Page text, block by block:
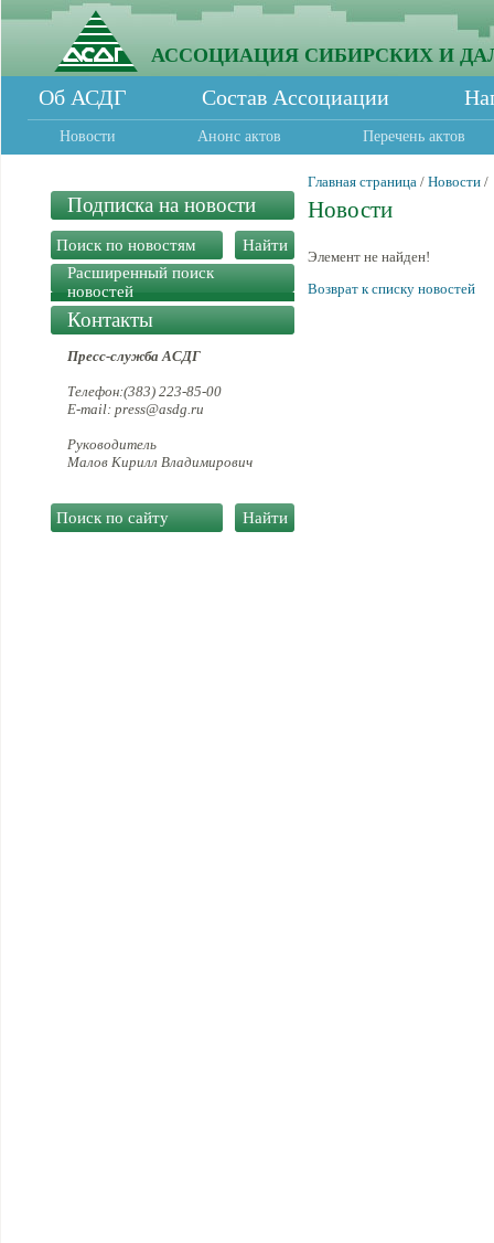
АССОЦИАЦИЯ СИБИРСКИХ И
Об АСДГ Состав Ассоциации
Новости Анонс актов Перечень актов
Подписка на новости
Расширенный поиск
новостей
Контакты
Пресс-служба АСДГ
Телефон:(383) 223-85-00
E-mail: press@asdg.ru
Руководитель
Малов Кирилл Владимирович
Главная страница / Новости /
Новости
Элемент не найден!
Возврат к списку новостей